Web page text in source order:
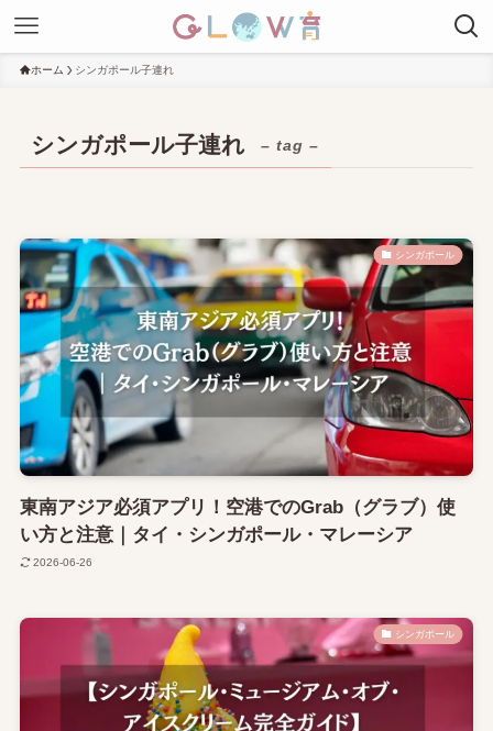
ホーム シンガポール子連れ
シンガポール子連れ – tag –
シンガポール
東南アジア必須アプリ！空港でのGrab（グラブ）使
い方と注意｜タイ・シンガポール・マレーシア
2026-06-26
シンガポール